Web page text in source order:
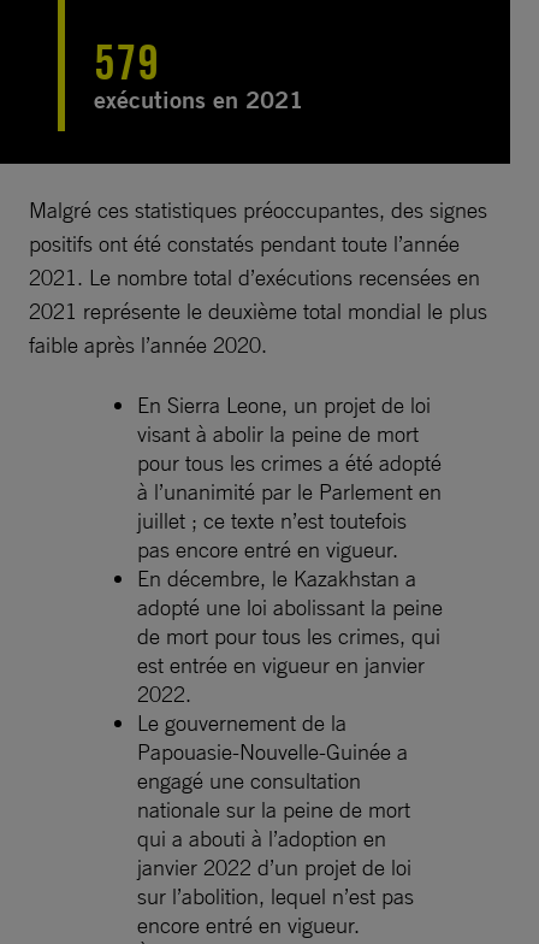
579
exécutions en 2021
Malgré ces statistiques préoccupantes, des signes
positifs ont été constatés pendant toute l’année
2021. Le nombre total d’exécutions recensées en
2021 représente le deuxième total mondial le plus
faible après l’année 2020.
En Sierra Leone, un projet de loi
visant à abolir la peine de mort
pour tous les crimes a été adopté
à l’unanimité par le Parlement en
juillet ; ce texte n’est toutefois
pas encore entré en vigueur.
En décembre, le Kazakhstan a
adopté une loi abolissant la peine
de mort pour tous les crimes, qui
est entrée en vigueur en janvier
2022.
Le gouvernement de la
Papouasie-Nouvelle-Guinée a
engagé une consultation
nationale sur la peine de mort
qui a abouti à l’adoption en
janvier 2022 d’un projet de loi
sur l’abolition, lequel n’est pas
encore entré en vigueur.